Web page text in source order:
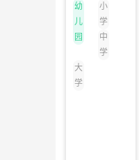
幼
儿
园
小
学
中
学
大
学